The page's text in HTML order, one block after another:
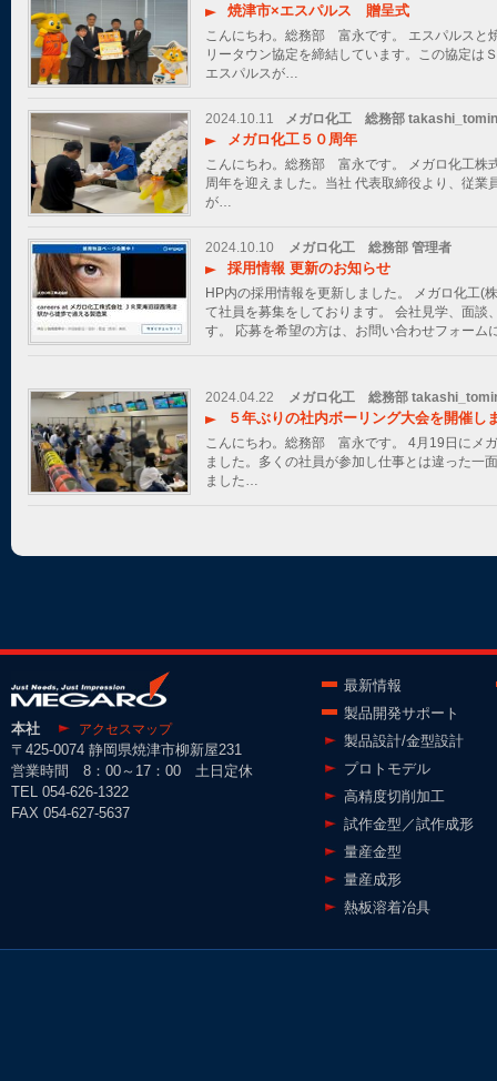
焼津市×エスパルス 贈呈式
こんにちわ。総務部 富永です。 エスパルスと
リータウン協定を締結しています。この協定は
エスパルスが…
2024.10.11 メガロ化工 総務部
メガロ化工５０周年
こんにちわ。総務部 富永です。 メガロ化工株
周年を迎えました。当社 代表取締役より、従業
が…
2024.10.10 メガロ化工 総務部 管理者
採用情報 更新のお知らせ
HP内の採用情報を更新しました。 メガロ化工(
て社員を募集をしております。 会社見学、面談
す。 応募を希望の方は、お問い合わせフォーム
2024.04.22 メガロ化工 総務部
５年ぶりの社内ボーリング大会を開催し
こんにちわ。総務部 富永です。 4月19日にメ
ました。多くの社員が参加し仕事とは違った一
ました…
本社 アクセスマップ
〒425-0074 静岡県焼津市柳新屋231
営業時間 8：00～17：00 土日定休
TEL 054-626-1322
FAX 054-627-5637
最新情報
製品開発サポート
製品設計/金型設計
プロトモデル
高精度切削加工
試作金型／試作成形
量産金型
量産成形
熱板溶着冶具